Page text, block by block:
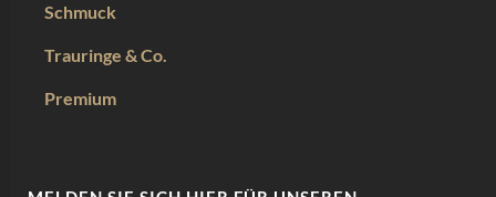
Schmuck
Trauringe & Co.
Premium